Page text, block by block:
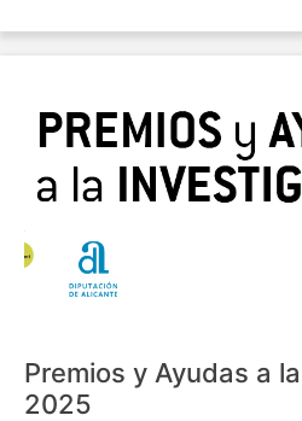
Premios y Ayudas a
2025